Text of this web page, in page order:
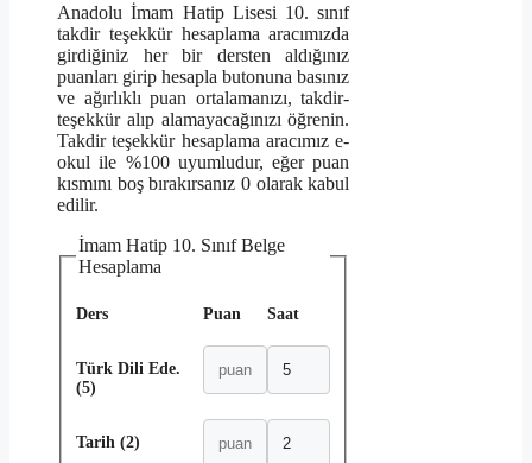
Anadolu İmam Hatip Lisesi 10. sınıf
takdir teşekkür hesaplama aracımızda
girdiğiniz her bir dersten aldığınız
puanları girip hesapla butonuna basınız
ve ağırlıklı puan ortalamanızı, takdir-
teşekkür alıp alamayacağınızı öğrenin.
Takdir teşekkür hesaplama aracımız e-
okul ile %100 uyumludur, eğer puan
kısmını boş bırakırsanız 0 olarak kabul
edilir.
İmam Hatip 10. Sınıf Belge
Hesaplama
Ders Puan Saat
Türk Dili Ede.
(5)
Tarih (2)